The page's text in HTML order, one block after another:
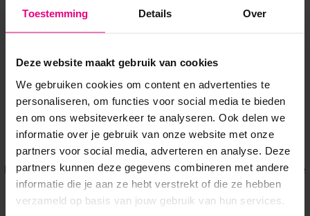
Toestemming Details Over
Deze website maakt gebruik van cookies
We gebruiken cookies om content en advertenties te
personaliseren, om functies voor social media te bieden
en om ons websiteverkeer te analyseren. Ook delen we
informatie over je gebruik van onze website met onze
partners voor social media, adverteren en analyse. Deze
partners kunnen deze gegevens combineren met andere
informatie die je aan ze hebt verstrekt of die ze hebben
verzameld op basis van jouw gebruik van hun services.
Application error: a client-side exception has occurred while
loadingwww.voordeeluitjes.nl (see the browser console for more
information).